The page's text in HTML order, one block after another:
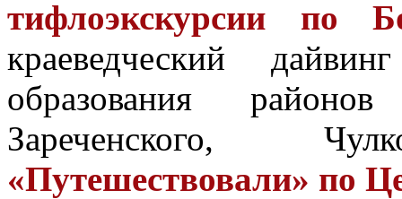
тифлоэкскурсии по
краеведческий
образования
Зареченского,
«Путешествовали» по